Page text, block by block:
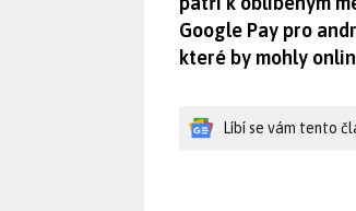
Google Pay pro
které by mohly
Líbí se vám tento